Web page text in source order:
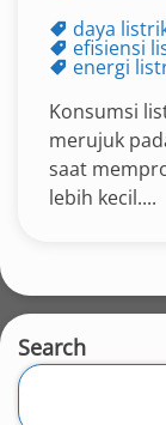
daya
efisiensi
energi
Konsumsi
merujuk
saat
lebih kecil....
Search